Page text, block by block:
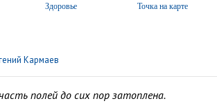
Здоровье
Точка на карте
Кармаев
полей до сих пор затоплена.